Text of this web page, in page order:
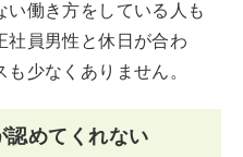
い働き方をしている人も
社員男性と休日が合わ
少なくありません。
認めてくれない